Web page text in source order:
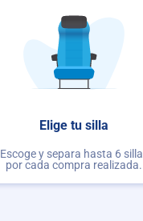
Elige tu silla
Escoge y separa hasta 6
por cada compra realizada.